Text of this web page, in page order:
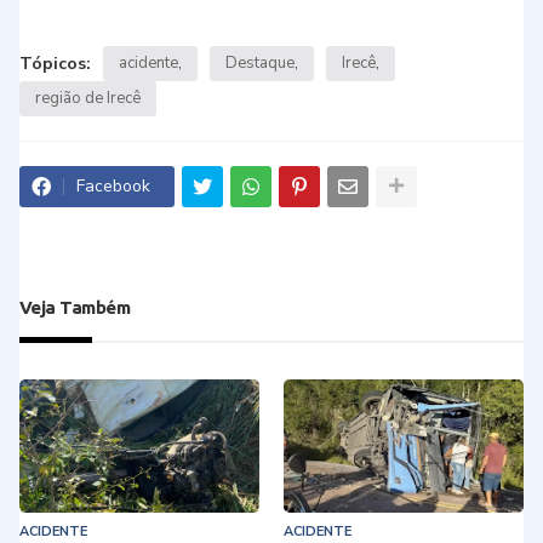
Tópicos: acidente Destaque
Irecê
região de Irecê
Facebook
Veja Também
ACIDENTE ACIDENTE